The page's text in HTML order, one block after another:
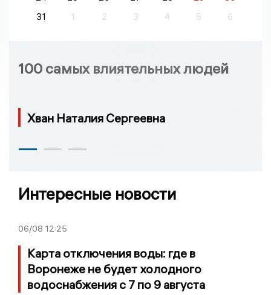
31
1 2 3 4 5 6
100 самых влиятельных людей
Хван Наталия Сергеевна
Интересные новости
06/08 12:25
Карта отключения воды: где в
Воронеже не будет холодного
водоснабжения с 7 по 9 августа